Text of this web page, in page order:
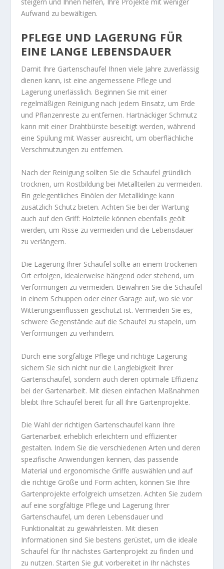
Aufwand zu bewältigen.
PFLEGE UND LAGERUNG FÜR
EINE LANGE LEBENSDAUER
Damit Ihre Gartenschaufel Ihnen viele Jahre zuverlässig
dienen kann, ist eine angemessene Pflege und
Lagerung unerlässlich. Beginnen Sie mit einer
regelmäßigen Reinigung nach jedem Einsatz, um Erde
und Pflanzenreste zu entfernen. Hartnäckiger Schmutz
kann mit einer Drahtbürste beseitigt werden, während
eine Spülung mit Wasser ausreicht, um oberflächliche
Verschmutzungen zu entfernen.
Nach der Reinigung sollten Sie die Schaufel gründlich
trocknen, um Rostbildung bei Metallteilen zu vermeiden.
Ein gelegentliches Einölen der Metallklinge kann
zusätzlich Schutz bieten. Achten Sie bei der Wartung
auch auf den Griff: Holzteile können ebenfalls geölt
werden, um Risse zu vermeiden und die Lebensdauer
zu verlängern.
Die Lagerung Ihrer Schaufel sollte an einem trockenen
Ort erfolgen, idealerweise hängend oder stehend, um
Verformungen zu vermeiden. Bewahren Sie die Schaufel
in einem Schuppen oder einer Garage auf, wo sie vor
Witterungseinflüssen geschützt ist. Vermeiden Sie es,
schwere Gegenstände auf die Schaufel zu stapeln, um
Verformungen zu verhindern.
Durch eine sorgfältige Pflege und richtige Lagerung
sichern Sie sich nicht nur die Langlebigkeit Ihrer
Gartenschaufel, sondern auch deren optimale Effizienz
bei der Gartenarbeit. Mit diesen einfachen Maßnahmen
bleibt Ihre Schaufel bereit für all Ihre Gartenprojekte.
Die Wahl der richtigen Gartenschaufel kann Ihre
Gartenarbeit erheblich erleichtern und effizienter
gestalten. Indem Sie die verschiedenen Arten und deren
spezifische Anwendungen kennen, das passende
Material und ergonomische Griffe auswählen und auf
die richtige Größe und Form achten, können Sie Ihre
Gartenprojekte erfolgreich umsetzen. Achten Sie zudem
auf eine sorgfältige Pflege und Lagerung Ihrer
Gartenschaufel, um deren Lebensdauer und
Funktionalität zu gewährleisten. Mit diesen
Informationen sind Sie bestens gerüstet, um die ideale
Schaufel für Ihr nächstes Gartenprojekt zu finden und
zu nutzen. Starten Sie gut vorbereitet in Ihr nächstes